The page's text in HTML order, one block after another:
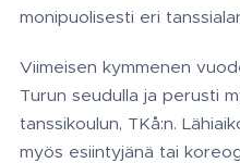
monipuolisesti eri
Viimeisen kymmenen
Turun seudulla ja perusti
tanssikoulun, TKå:n.
myös esiintyjänä tai